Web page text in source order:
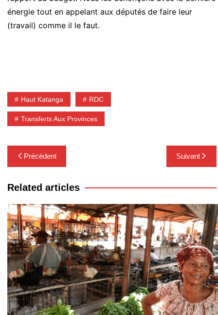
énergie tout en appelant aux députés de faire leur
(travail) comme il le faut.
Haut Katanga RDC
Transferts Aux Provinces
Navigation
de
l’article
Précédent Suivant
Related articles